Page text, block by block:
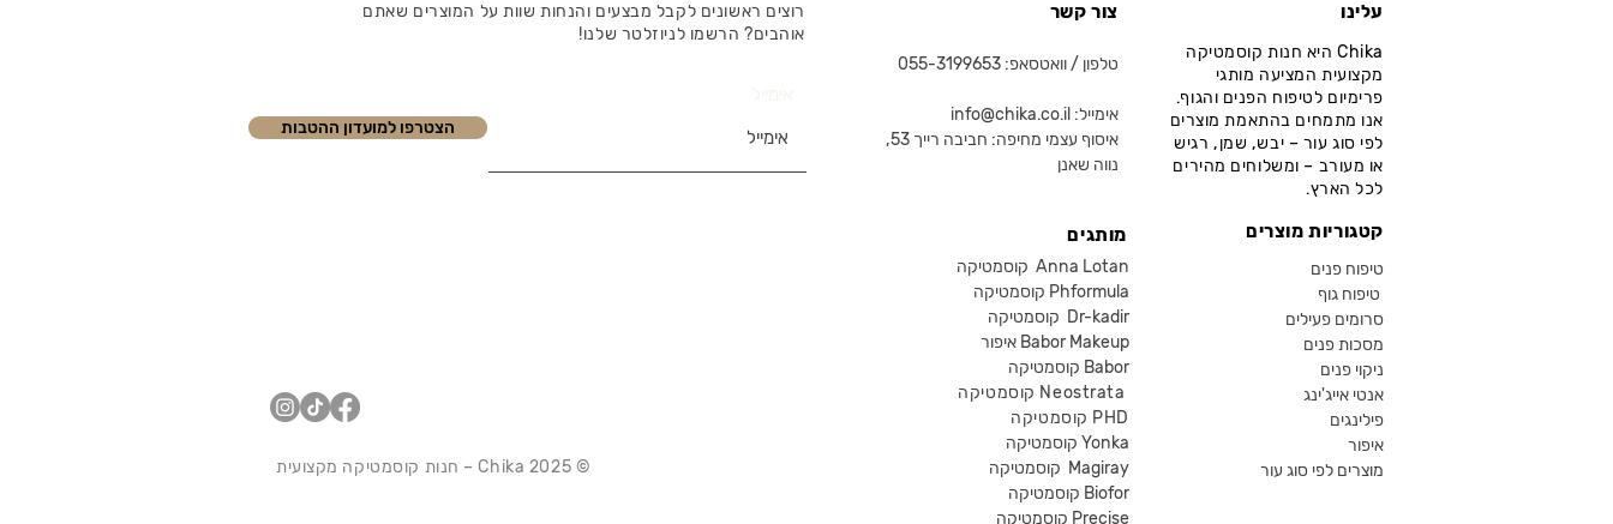
רוצים ראשונים לקבל מבצעים והנחות שוות על המוצרים שאתם
אוהבים? הרשמו לניוזלטר שלנו!
הצטרפו למועדון ההטבות
© 2025 Chika – חנות קוסמטיקה מקצועית
צור קשר
טלפון / וואטסאפ: 055-3199653
אימייל: info@chika.co.il
איסוף עצמי מחיפה: חביבה רייך 53,
נווה שאנן
מותגים
קוסמטיקה Anna Lotan
קוסמטיקה Phformula
קוסמטיקה Dr-kadir
איפור Babor Makeup
קוסמטיקה Babor
קוסמטיקה Neostrata
קוסמטיקה PHD
קוסמטיקה Yonka
Magiray
קוסמטיקה Biofor
קוסמטיקה Precise
עלינו
Chika היא חנות קוסמטיקה
מקצועית המציעה מותגי
פרימיום לטיפוח הפנים והגוף.
אנו מתמחים בהתאמת מוצרים
לפי סוג עור – יבש, שמן, רגיש
או מעורב – ומשלוחים מהירים
לכל הארץ.
קטגוריות מוצרים
טיפוח פנים
טיפוח גוף
סרומים פעילים
מסכות פנים
ניקוי פנים
אנטי אייג'ינג
פילינגים
איפור
מוצרים לפי סוג עור